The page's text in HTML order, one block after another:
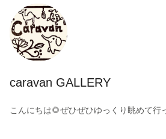
caravan GALLERY
こんにちは🌻ぜひぜひゆっくり眺めて行